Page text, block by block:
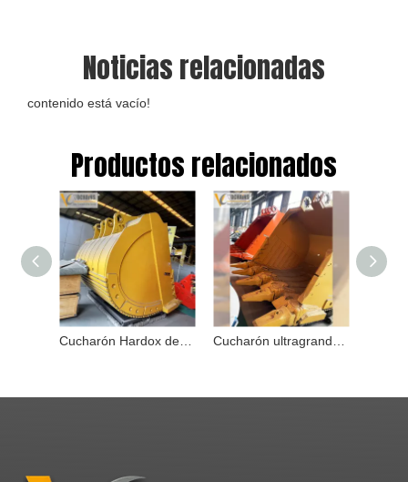
Noticias relacionadas
contenido está vacío!
Productos relacionados
Cucharón Hardox de 12cbm para excavadora Komatsu PC2000 PC2000-8 PC2000-11 Cucharón de minería Cucharón ultragrande con acero Hardox de 12 cbm para excavadora Komatsu PC2000